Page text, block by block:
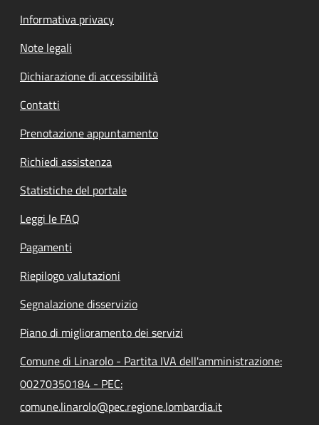
Informativa privacy
Note legali
Dichiarazione di accessibilità
Contatti
Prenotazione appuntamento
Richiedi assistenza
Statistiche del portale
Leggi le FAQ
Pagamenti
Riepilogo valutazioni
Segnalazione disservizio
Piano di miglioramento dei servizi
Comune di Linarolo - Partita IVA dell'amministrazione:
00270350184 - PEC:
comune.linarolo@pec.regione.lombardia.it